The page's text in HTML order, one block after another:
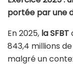
portée par une
En 2025, la SFBT
843,4 millions
malgré un